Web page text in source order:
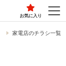
お気に入り
家電店のチラシ一覧